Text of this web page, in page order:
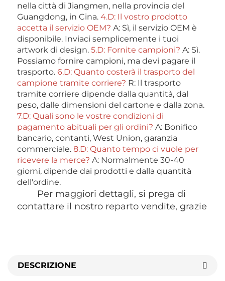
nella città di Jiangmen, nella provincia del
Guangdong, in Cina. 4.D: Il vostro prodotto
accetta il servizio OEM? A: Sì, il servizio OEM è
disponibile. Inviaci semplicemente i tuoi
artwork di design. 5.D: Fornite campioni? A: Sì.
Possiamo fornire campioni, ma devi pagare il
trasporto. 6.D: Quanto costerà il trasporto del
campione tramite corriere? R: Il trasporto
tramite corriere dipende dalla quantità, dal
7.D: Quali sono le vostre condizioni di
pagamento abituali per gli ordini? A: Bonifico
bancario, contanti, West Union, garanzia
commerciale. 8.D: Quanto tempo ci vuole per
ricevere la merce? A: Normalmente 30-40
giorni, dipende dai prodotti e dalla quantità
dell'ordine.
Per maggiori dettagli, si prega di
DESCRIZIONE